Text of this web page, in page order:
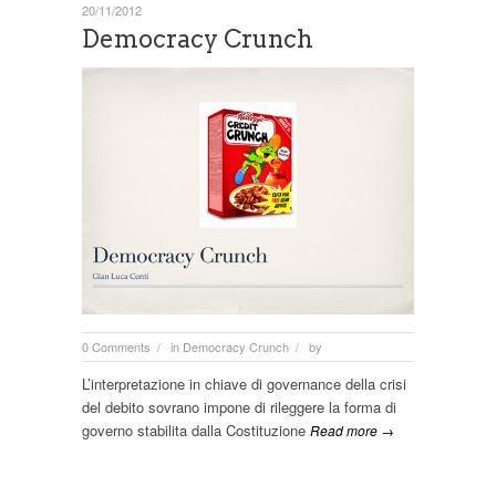
Democracy Crunch
0 Comments / in Democracy Crunch / by
20/11/2012
L’interpretazione in chiave di governance della crisi
del debito sovrano impone di rileggere la forma di
governo stabilita dalla Costituzione Read more →